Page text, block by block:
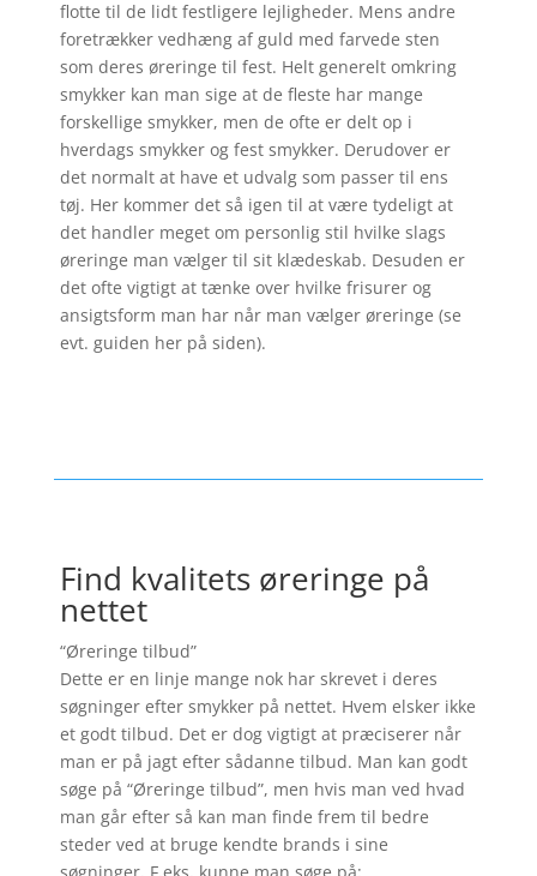
flotte til de lidt festligere lejligheder. Mens andre
foretrækker vedhæng af guld med farvede sten
som deres øreringe til fest. Helt generelt omkring
smykker kan man sige at de fleste har mange
forskellige smykker, men de ofte er delt op i
hverdags smykker og fest smykker. Derudover er
det normalt at have et udvalg som passer til ens
tøj. Her kommer det så igen til at være tydeligt at
det handler meget om personlig stil hvilke slags
øreringe man vælger til sit klædeskab. Desuden er
det ofte vigtigt at tænke over hvilke frisurer og
ansigtsform man har når man vælger øreringe (se
evt. guiden her på siden).
Find kvalitets øreringe på
nettet
“Øreringe tilbud”
Dette er en linje mange nok har skrevet i deres
søgninger efter smykker på nettet. Hvem elsker ikke
et godt tilbud. Det er dog vigtigt at præciserer når
man er på jagt efter sådanne tilbud. Man kan godt
søge på “Øreringe tilbud”, men hvis man ved hvad
man går efter så kan man finde frem til bedre
steder ved at bruge kendte brands i sine